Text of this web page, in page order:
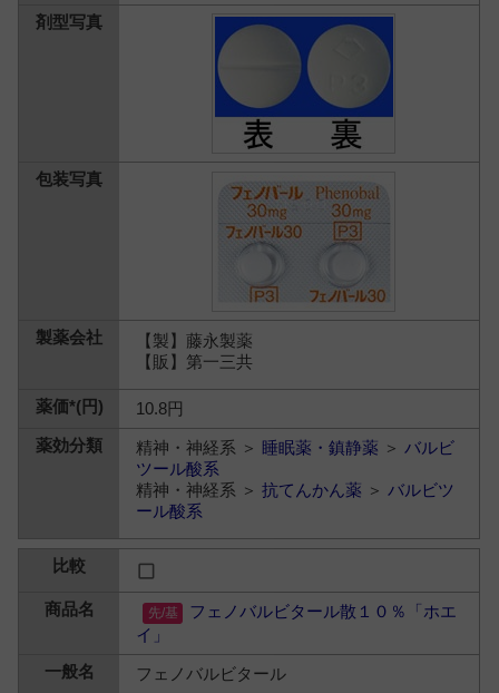
【製】藤永製薬
【販】第一三共
10.8円
精神・神経系 ＞ 睡眠薬・鎮静薬 ＞ バルビ
ツール酸系
精神・神経系 ＞抗てんかん薬 ＞ バルビツ
ール酸系
フェノバルビタール散１０％「ホエ
イ」
フェノバルビタール